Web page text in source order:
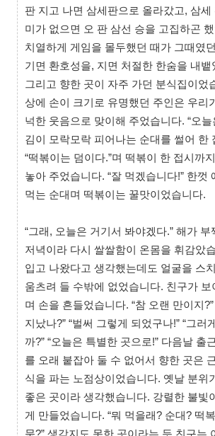
판 지고 나면 삼세판으로 올라갔고, 삼세
미가 없으면 오 판 삼선 승을 고집하곤
치열하게 게임을 몰두했던 때가 그때였
기면 환호성을, 지면 처절한 한숨을 내뱉
그리고 향한 곳이 자주 가던 분식집이었
상에 손이 크기로 유명했던 주인은 우리
넉한 웃음으로 맞이해 주었습니다. “오늘
김이 모락모락 피어나는 순대를 썰어 한
“떡볶이는 덤이다.”며 떡볶이 한 접시까
놓아 주었습니다. “잘 먹겠습니다!” 한껏
먹는 순대며 떡볶이는 꿀맛이었습니다.
“그래, 오늘은 거기서 봐야겠다.” 해가 부
저녁이라 다시 쌀쌀함이 온몸을 휘감았
입고 나왔다고 생각했는데도 얼굴을 스
움츠려 들 수밖에 없었습니다. 친구가 보
며 손을 흔들었습니다. “참 오랜 만이지
지났나?” “벌써 그렇게 되었구나!” “그러
까?” “오늘은 특별한 곳으로!” 다음날 출
를 오래 붙잡아 둘 수 없어서 향한 곳은
식을 파는 노점상이었습니다. 옛날 분위
좋은 곳이라 생각했습니다. 강렬한 불빛
게 만들었습니다. “뭐 먹을래? 순대? 떡